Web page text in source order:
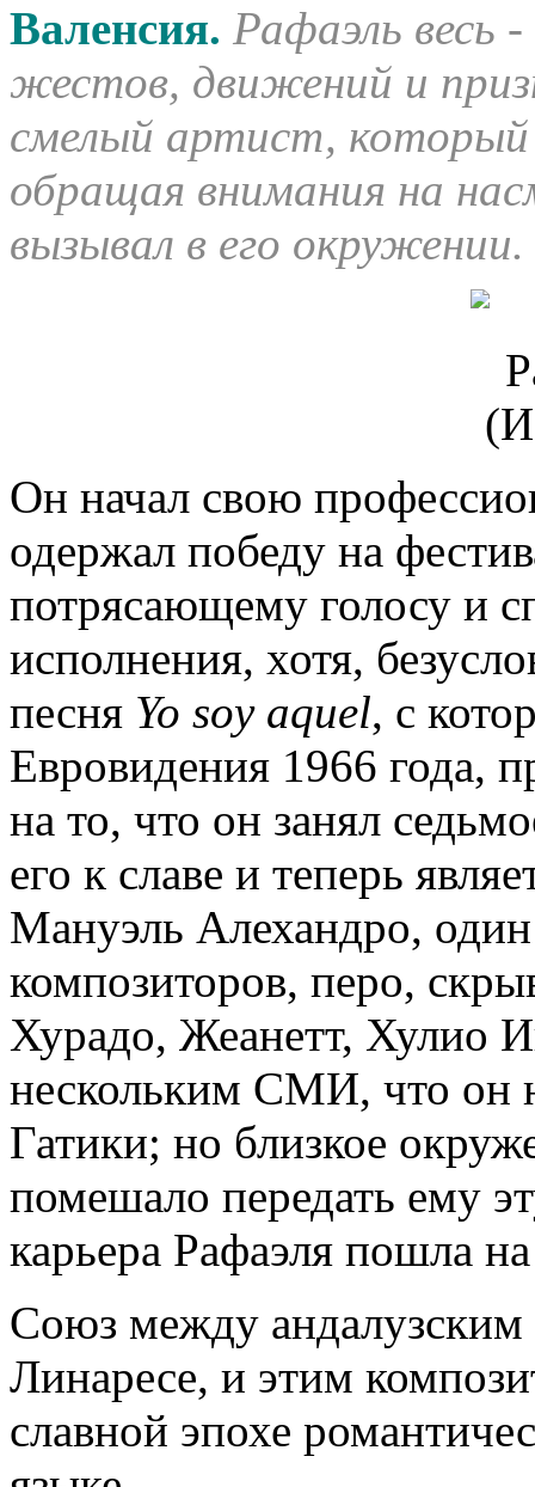
Валенсия. Рафаэль весь
жестов, движений и
смелый артист, который
обращая внимания на
вызывал в его окружении.
Он начал свою
одержал победу на
потрясающему голосу и
исполнения, хотя,
песня Yo soy aquel, с
Евровидения 1966 года,
на то, что он занял
его к славе и теперь
Мануэль Алехандро,
композиторов, перо,
Хурадо, Жеанетт, Хулио
нескольким СМИ, что он
Гатики; но близкое
помешало передать ему
карьера Рафаэля пошла на
Союз между
Линаресе, и этим
славной эпохе